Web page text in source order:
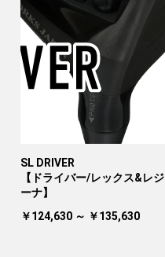
SL DRIVER
【ドライバー/レックス&レジ
ーナ】
￥124,630 ～ ￥135,630